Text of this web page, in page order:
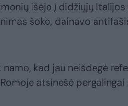
išėjo į didžiųjų
šoko, dainavo
namo, kad jau neišdegė
atsinešė